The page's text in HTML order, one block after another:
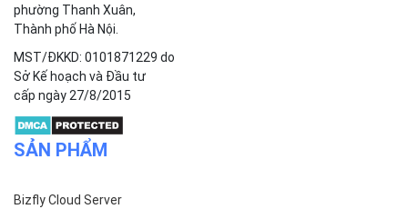
phường Thanh Xuân,
Thành phố Hà Nội.
MST/ĐKKD: 0101871229 do
Sở Kế hoạch và Đầu tư
cấp ngày 27/8/2015
SẢN PHẨM
Bizfly Cloud Server